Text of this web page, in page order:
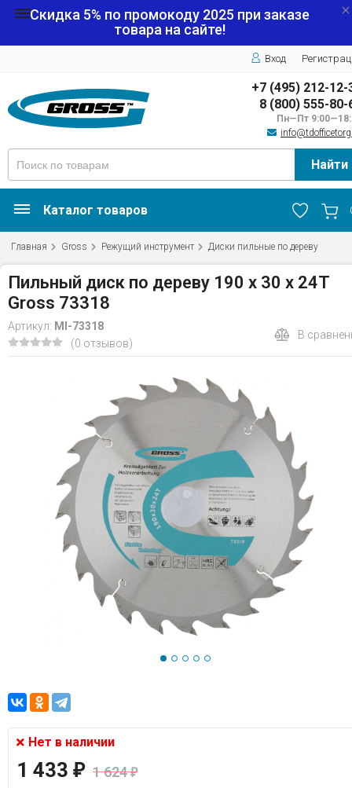
Скидка 5% по промокоду 2025 при заказе
товара на сайте!
Вход
+7 (495) 212-12-
8 (800) 555-80-
Пн—Пт
Найти
Каталог товаров
Главная Gross Режущий инструмент Диски пильные по дереву
Пильный диск по дереву 190 x 30 x 24Т
Gross 73318
Артикул: MI-73318
(0 отзывов)
В
Нет в наличии
1 433 ₽ 1 624₽